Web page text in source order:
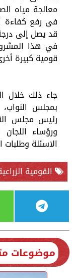
معالجة مياه
فى رفع كفاءة
قد يصل إلى
في هذا
قومية كبيرة
جاء ذلك خلال
بمجلس
رئيس مجلس
ورؤساء
الاسئلة
القومية
موضوعات